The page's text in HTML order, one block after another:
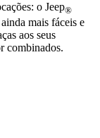
o Jeep®
mais fáceis e
aos seus
combinados.